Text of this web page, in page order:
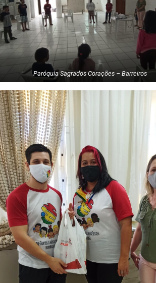
Paróquia Sagrados Corações – Barreiros